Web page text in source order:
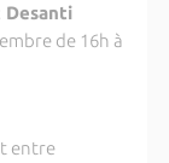
Desanti
de 16h à
entre